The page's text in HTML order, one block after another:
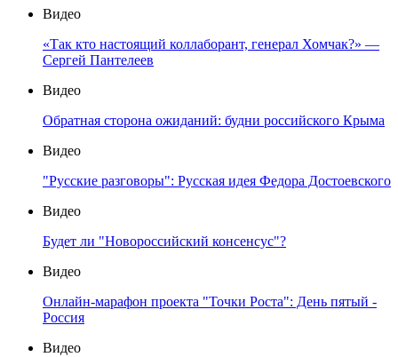
Видео
«Так кто настоящий коллаборант, генерал Хомчак?» —
Сергей Пантелеев
Видео
Обратная сторона ожиданий: будни российского Крыма
Видео
"Русские разговоры": Русская идея Федора Достоевского
Видео
Будет ли "Новороссийский консенсус"?
Видео
Онлайн-марафон проекта "Точки Роста": День пятый -
Россия
Видео